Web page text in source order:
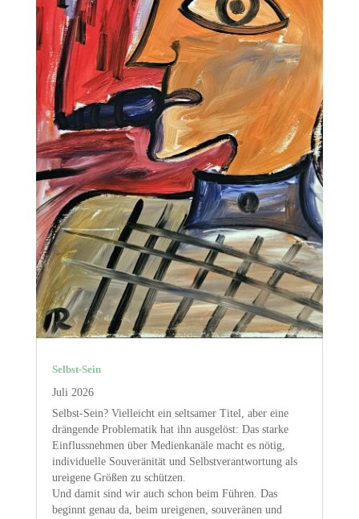
Selbst-Sein
Juli 2026
Selbst-Sein? Vielleicht ein seltsamer Titel, aber eine
drängende Problematik hat ihn ausgelöst: Das starke
Einflussnehmen über Medienkanäle macht es nötig,
individuelle Souveränität und Selbstverantwortung als
ureigene Größen zu schützen.
Und damit sind wir auch schon beim Führen. Das
beginnt genau da, beim ureigenen, souveränen und